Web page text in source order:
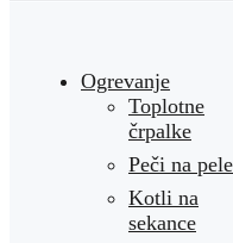
Ogrevanje
Toplotne
črpalke
Peči na
Kotli na
sekance